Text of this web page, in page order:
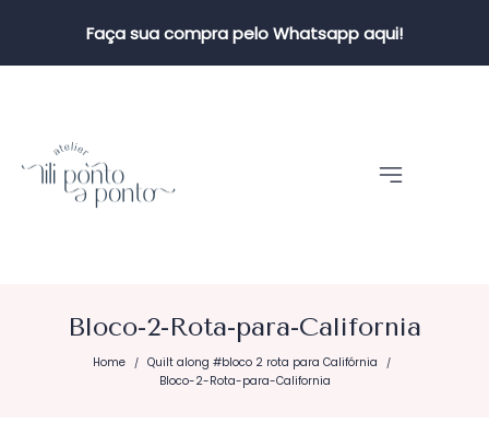
Faça sua compra pelo Whatsapp aqui!
Bloco-2-Rota-para-California
Home / Quilt along #bloco 2 rota para Califórnia /
Bloco-2-Rota-para-California